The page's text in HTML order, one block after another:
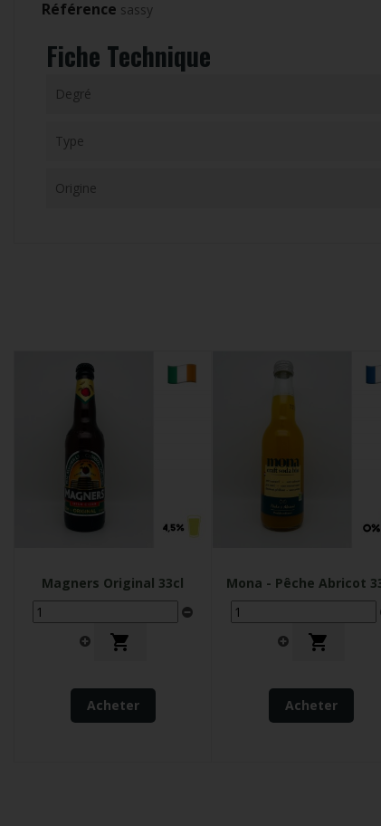
Référence sassy
Fiche Technique
Degré
Type
Origine
Magners Original 33cl

Acheter
Mona - Pêche Abricot

Acheter